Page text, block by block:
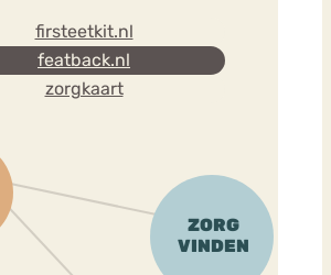
firsteetkit.nl
featback.nl
zorgkaart